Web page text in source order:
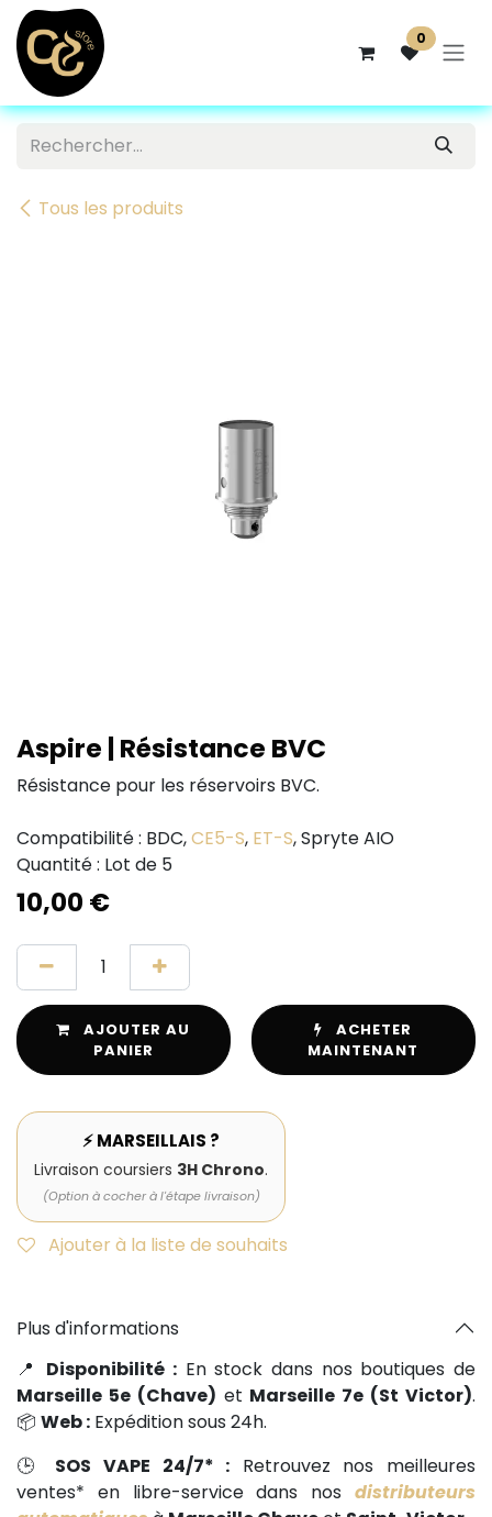
Se rendre au contenu
0
Tous les produits
Aspire | Résistance BVC
Résistance pour les réservoirs BVC.
Compatibilité : BDC,CE5-S, ET-S, Spryte AIO
Quantité : Lot de 5
10,00 €
AJOUTER AU
PANIER
ACHETER
MAINTENANT
⚡ MARSEILLAIS ?
Livraison coursiers 3H Chrono.
(Option à cocher à l'étape livraison)
Ajouter à la liste de souhaits
Plus d'informations
📍 Disponibilité : En stock dans nos boutiques de
Marseille 5e (Chave) et Marseille 7e (St Victor).
📦 Web : Expédition sous 24h.
🕒 SOS VAPE 24/7* : Retrouvez nos meilleures
ventes* en libre-service dans nos distributeurs